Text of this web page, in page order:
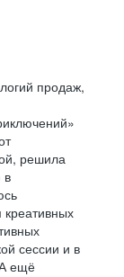
продаж,
решила
в
сессии и в
А ещё